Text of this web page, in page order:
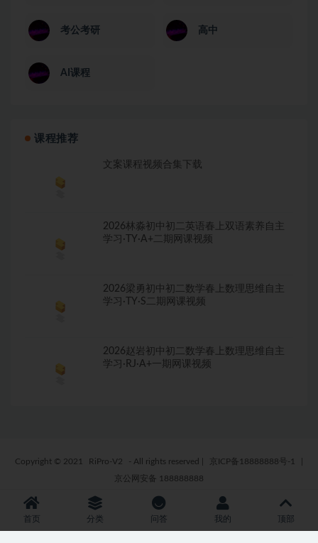
考公考研 高中
AI课程
课程推荐
文案课程视频合集下载
2026林淼初中初二英语春上双语素养自主
学习·TY·A+二期网课视频
2026梁勇初中初二数学春上数理思维自主
学习·TY·S二期网课视频
2026赵岩初中初二数学春上数理思维自主
学习·RJ·A+一期网课视频
Copyright © 2021 RiPro-V2 - All rights reserved 京ICP备18888888号-1
京公网安备 188888888
首页 分类 问答 我的 顶部